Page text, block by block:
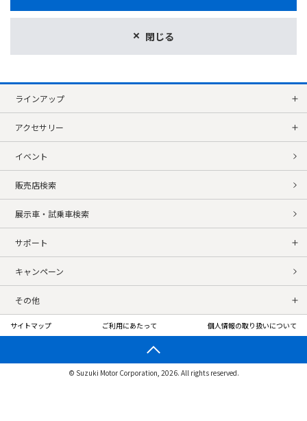
閉じる
ラインアップ
アクセサリー
イベント
販売店検索
展示車・試乗車検索
サポート
キャンペーン
その他
サイトマップ ご利用にあたって 個人情報の取り扱いについて
© Suzuki Motor Corporation, 2026. All rights reserved.